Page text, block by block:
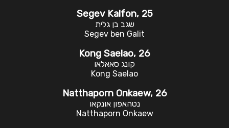
Segev Kalfon, 25
שגב בן גלית
Segev ben Galit
Kong Saelao, 26
קונג סאאלאו
Kong Saelao
Natthaporn Onkaew, 26
נטהאפון אונקאו
Natthaporn Onkaew